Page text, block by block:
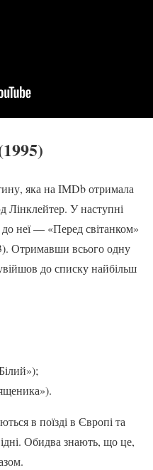
яка на IMDb отримала
Лінклейтер. У наступні
неї — «Перед світанком»
Отримавши всього одну
до списку найбільш
в поїзді в Європі та
Обидва знають, що це,